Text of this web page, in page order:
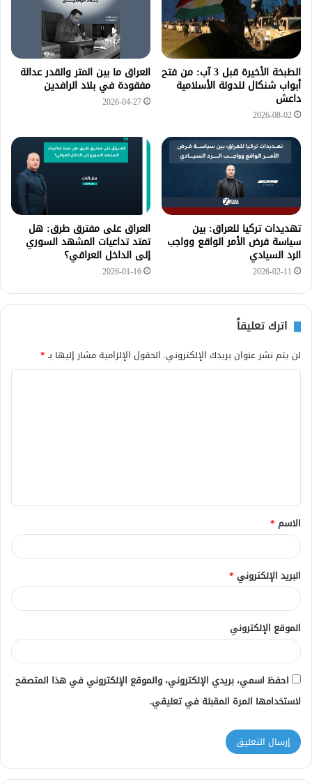
الطبخة الأخيرة قبل 3 آب: من فتح
أبواب شنكال للدولة الأسلامية
داعش
2026-08-02
العراق ما بين المتر والقدر عدالة
مفقودة في بلاد الرافدين
2026-04-27
تهديدات تركيا للعراق: بين
سياسة فرض الأمر الواقع وواجب
الرد السيادي
2026-02-11
العراق على مفترق طرق: هل
تمتد تداعيات المشهد السوري
إلى الداخل العراقي؟
2026-01-16
اترك تعليقاً
لن يتم نشر عنوان بريدك الإلكتروني. الحقول الإلزامية مشار إليها بـ*
ق
*
الاسم *
البريد الإلكتروني *
الموقع الإلكتروني
احفظ اسمي، بريدي الإلكتروني، والموقع الإلكتروني في هذا المتصفح
لاستخدامها المرة المقبلة في تعليقي.